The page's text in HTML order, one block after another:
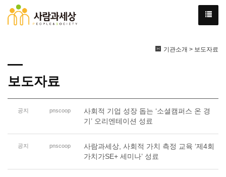
기관소개 > 보도자료
보도자료
공지 pnscoop
사회적 기업 성장 돕는 ‘소셜캠퍼스 온 경
기’ 오리엔테이션 성료
공지 pnscoop
사람과세상, 사회적 가치 측정 교육 ‘제4회
가치가SE+ 세미나’ 성료